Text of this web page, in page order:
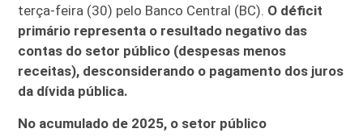
terça-feira (30) pelo Banco Central (BC). O déficit
primário representa o resultado negativo das
contas do setor público (despesas menos
receitas), desconsiderando o pagamento dos juros
da dívida pública.
No acumulado de 2025, o setor público